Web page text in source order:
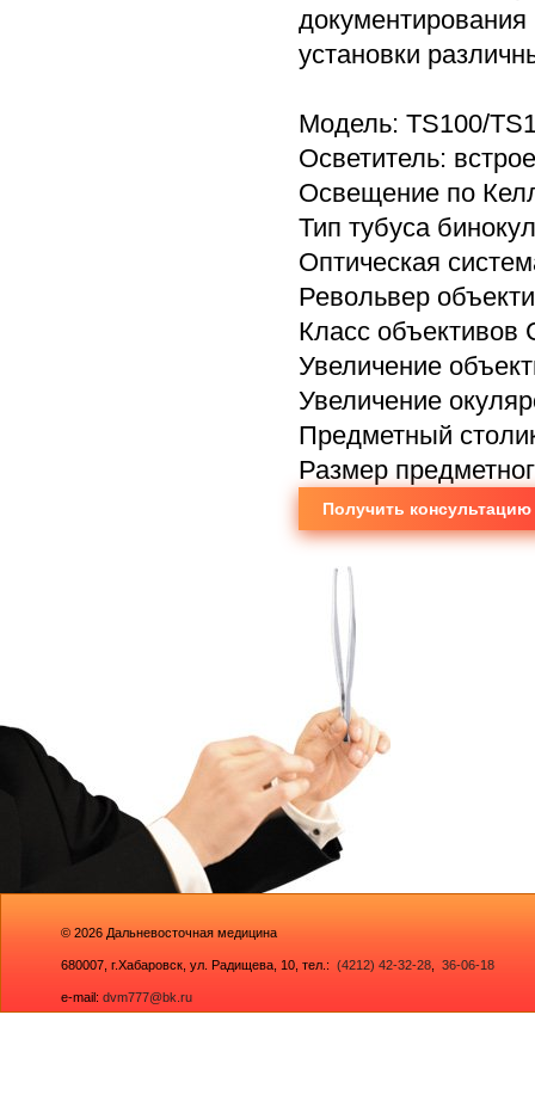
установки
Модель: TS100/
Осветитель:
Освещение по
Тип тубуса
Оптическая
Револьвер
Класс объективов
Увеличение
Увеличение
Предметный
Размер
Получить консультацию
© 2026 Дальневосточная медицина
680007, г.Хабаровск, ул. Радищева, 10 , тел.: (4212) 42-32-28 36-06-18
e-mail: dvm777@bk.ru